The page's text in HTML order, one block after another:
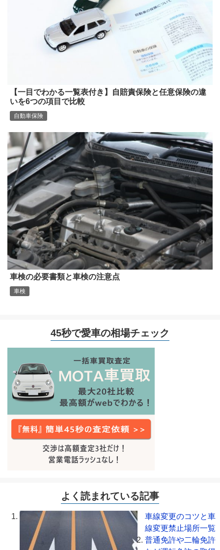
【一目でわかる一覧表付き】自賠責保険と任意保険の違
いを6つの項目で比較
自動車保険
車検の必要書類と車検の注意点
車検
45秒で愛車の相場チェック
よく読まれている記事
車線変更のコツと車
線変更禁止場所一覧
普通免許や二輪免許